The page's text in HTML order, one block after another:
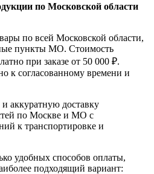
по Московской области
по всей Московской области,
пункты МО. Стоимость
при заказе от 50 000 ₽.
к согласованному времени и
аккуратную доставку
по Москве и МО с
к транспортировке и
удобных способов оплаты,
подходящий вариант: